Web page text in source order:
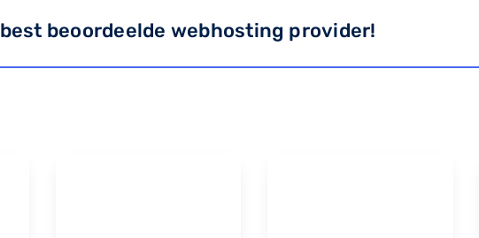
best beoordeelde webhosting provider!